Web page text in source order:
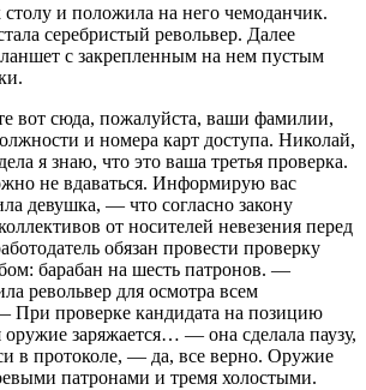
и положила на него чемоданчик.
серебристый револьвер. Далее
с закрепленным на нем пустым
вот сюда, пожалуйста, ваши фамилии,
и номера карт доступа. Николай,
я знаю, что это ваша третья проверка.
не вдаваться. Информирую вас
девушка, — что согласно закону
от носителей невезения перед
обязан провести проверку
барабан на шесть патронов. —
револьвер для осмотра всем
проверке кандидата на позицию
оружие заряжается… — она сделала паузу,
в протоколе, — да, все верно. Оружие
патронами и тремя холостыми.